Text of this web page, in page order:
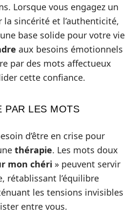
Lorsque vous engagez un
la sincérité et l’authenticité,
base solide pour votre vie
aux besoins émotionnels
par des mots affectueux
cette confiance.
PAR LES MOTS
d’être en crise pour
thérapie. Les mots doux
mon chéri » peuvent servir
rétablissant l’équilibre
les tensions invisibles
entre vous.